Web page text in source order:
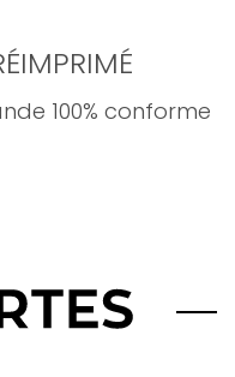
100% conforme